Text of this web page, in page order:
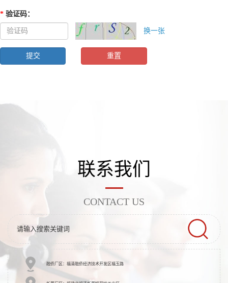
* 验证码：
换一张
联系我们
CONTACT US
融侨厂区：福清融侨经济技术开发区福玉路